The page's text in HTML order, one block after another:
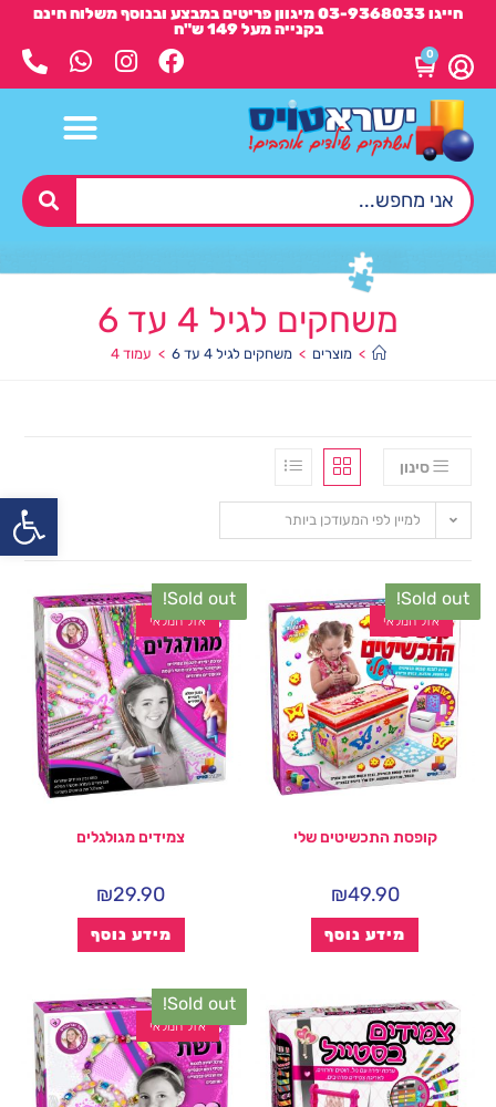
חייגו 03-9368033 מיגוון פריטים במבצע ובנוסף משלוח חינם
בקנייה מעל 149 ש"ח
0
משחקים לגיל 4 עד 6
> מוצרים > משחקים לגיל 4 עד 6 > עמוד 4
סינון
למיין לפי המעודכן ביותר
Sold out!
אזל המלאי
קופסת התכשיטים שלי
₪49.90
מידע נוסף
Sold out!
אזל המלאי
צמידים מגולגלים
₪29.90
מידע נוסף
Sold out!
אזל המלאי